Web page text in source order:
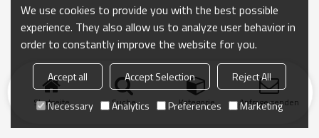
Startseite Suche Kategorie Anfrage senden
We use cookies to provide you with the best possible
experience. They also allow us to analyze user behavior in
order to constantly improve the website for you.
Accept all Accept Selection
Reject All
Necessary
Analytics Preferences Marketing